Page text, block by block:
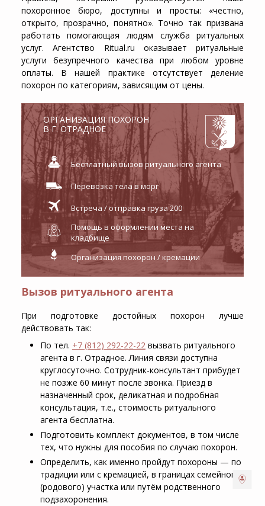
похоронное бюро, доступны и просты: «честно,
открыто, прозрачно, понятно». Точно так призвана
работать помогающая людям служба ритуальных
услуг. Агентство Ritual.ru оказывает ритуальные
услуги безупречного качества при любом уровне
оплаты. В нашей практике отсутствует деление
похорон по категориям, зависящим от цены.
ОРГАНИЗАЦИЯ ПОХОРОН
В Г. ОТРАДНОЕ
Бесплатный вызов ритуального агента
Перевозка тела в морг
Встреча / отправка груза 200
Помощь в оформлении места на
кладбище
Организация похорон / кремации
Вызов ритуального агента
При подготовке достойных похорон лучше
действовать так:
По тел. +7 (812) 292-22-22вызвать ритуального
агента в г. Отрадное. Линия связи доступна
круглосуточно. Сотрудник-консультант прибудет
не позже 60 минут после звонка. Приезд в
назначенный срок, деликатная и подробная
консультация, т.е., стоимость ритуального
агента бесплатна.
Подготовить комплект документов, в том числе
тех, что нужны для пособия по случаю похорон.
Определить, как именно пройдут похороны — по
традиции или с кремацией, в границах семейного
(родового) участка или путём родственного
подзахоронения.